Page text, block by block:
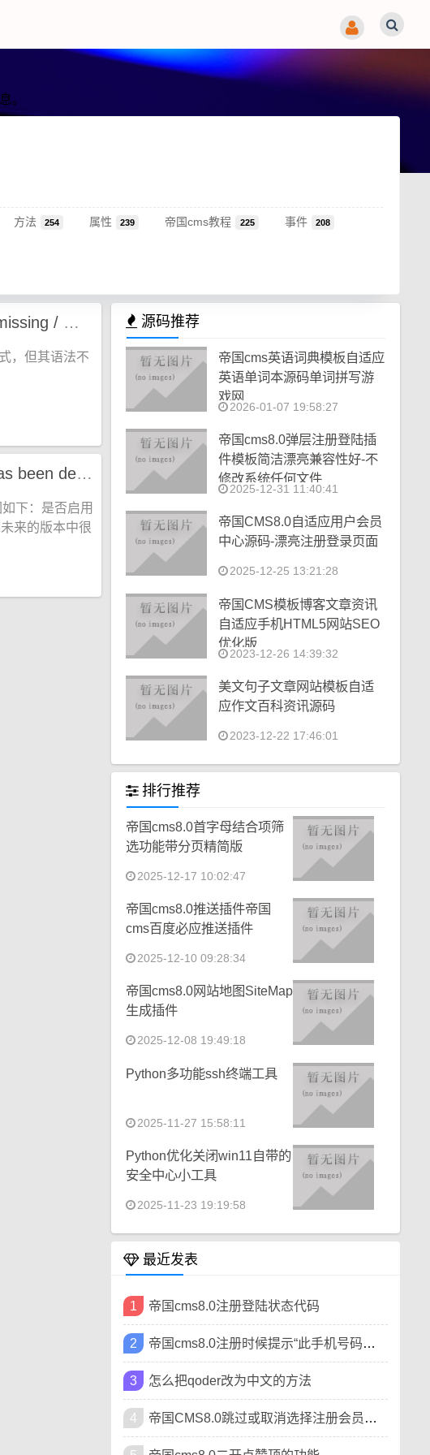
。
方法 254 属性 239 帝国cms教程 225 事件 208
js报错Uncaught SyntaxError: Invalid regular expression: missing / 解决方法
，但其语法不
杰奇 2.3 报错 Deprecated: Call-time pass-by-reference has been deprecated
下：是否启用
来的版本中很
源码推荐
帝国cms英语词典模板自适应
英语单词本源码单词拼写游
戏网
2026-01-07 19:58:27
帝国cms8.0弹层注册登陆插
件模板简洁漂亮兼容性好-不
修改系统任何文件
2025-12-31 11:40:41
帝国CMS8.0自适应用户会员
中心源码-漂亮注册登录页面
2025-12-25 13:21:28
帝国CMS模板博客文章资讯
自适应手机HTML5网站SEO
优化版
2023-12-26 14:39:32
美文句子文章网站模板自适
应作文百科资讯源码
2023-12-22 17:46:01
排行推荐
帝国cms8.0首字母结合项筛
选功能带分页精简版
2025-12-17 10:02:47
帝国cms8.0推送插件帝国
cms百度必应推送插件
2025-12-10 09:28:34
帝国cms8.0网站地图SiteMap
生成插件
2025-12-08 19:49:18
Python多功能ssh终端工具
2025-11-27 15:58:11
Python优化关闭win11自带的
安全中心小工具
2025-11-23 19:19:58
最近发表
1 帝国cms8.0注册登陆状态代码
2 帝国cms8.0注册时候提示“此手机号码已被注册”
3 怎么把qoder改为中文的方法
4 帝国CMS8.0跳过或取消选择注册会员类型方法